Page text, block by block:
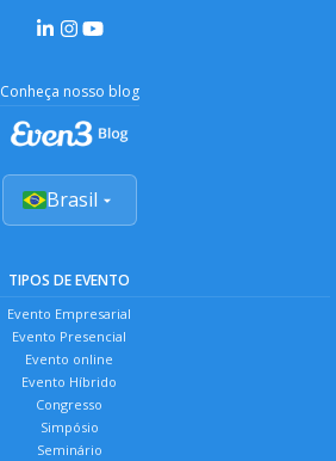
Conheça nosso blog
Brasil
TIPOS DE EVENTO
Evento Empresarial
Evento Presencial
Evento online
Evento Híbrido
Congresso
Simpósio
Seminário